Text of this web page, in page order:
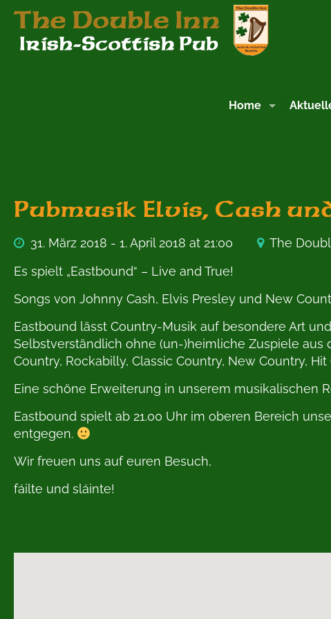
Home
Pubmusik Elvis, Cash
31. März 2018 - 1. April 2018 at 21:00
The
Es spielt „Eastbound“ – Live and True!
Songs von Johnny Cash, Elvis Presley und New
Eastbound lässt Country-Musik auf besondere Art
Selbstverständlich ohne (un-)heimliche Zuspiele
Country, Rockabilly, Classic Country, New Country,
Eine schöne Erweiterung in unserem musikalischen
Eastbound spielt ab 21.00 Uhr im oberen Bereich
entgegen.
Wir freuen uns auf euren Besuch,
fáilte und sláinte!